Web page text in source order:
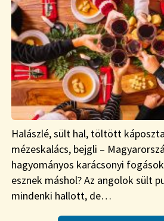
Halászlé, sült hal, töltött
mézeskalács, bejgli –
hagyományos karácsonyi
esznek máshol? Az angolok sült
mindenki hallott, de…